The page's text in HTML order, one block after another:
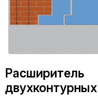
Расширитель
двухконтурных